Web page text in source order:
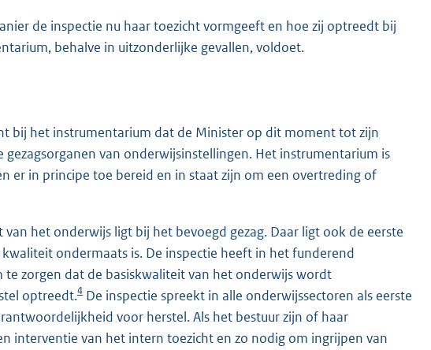
de inspectie nu haar toezicht vormgeeft en hoe zij optreedt bij
behalve in uitzonderlijke gevallen, voldoet.
bij het instrumentarium dat de Minister op dit moment tot zijn
van onderwijsinstellingen. Het instrumentarium is
er in principe toe bereid en in staat zijn om een overtreding of
het onderwijs ligt bij het bevoegd gezag. Daar ligt ook de eerste
ondermaats is. De inspectie heeft in het funderend
zorgen dat de basiskwaliteit van het onderwijs wordt
optreedt.4 De inspectie spreekt in alle onderwijssectoren als eerste
voor herstel. Als het bestuur zijn of haar
interventie van het intern toezicht en zo nodig om ingrijpen van